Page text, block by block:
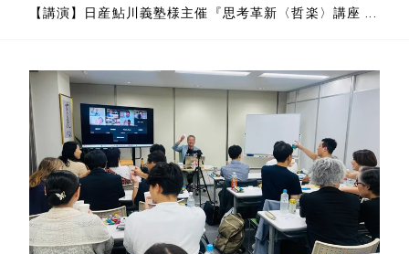
【講演】日産鮎川義塾様主催『思考革新〈哲楽〉講座 ...